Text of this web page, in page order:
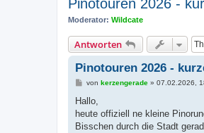
Pinotouren 2026 -
Moderator: Wildcate
Antworten
Pinotouren 2026 -
B
i
r
a
von kerzengerade» 07.02.2026,
Hallo,
heute offiziell ne kleine
Bisschen durch die Stadt